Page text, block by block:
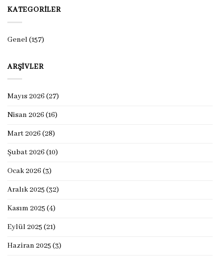
KATEGORILER
Genel(157)
ARŞIVLER
Mayıs 2026 (27)
Nisan 2026 (16)
Mart 2026 (28)
Şubat 2026 (10)
Ocak 2026 (3)
Aralık 2025 (32)
Kasım 2025 (4)
Eylül 2025 (21)
Haziran 2025 (3)